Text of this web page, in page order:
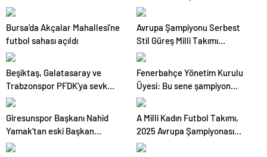
Milyon TL Yardım Yaptı
Bursa’da Akçalar Mahallesi’ne
futbol sahası açıldı
Avrupa Şampiyonu Serbest
Stil Güreş Milli Takımı
Antalya’ya Hazır
Beşiktaş, Galatasaray ve
Trabzonspor PFDK’ya sevk
edildi
Fenerbahçe Yönetim Kurulu
Üyesi: Bu sene şampiyon
olmamız çok önemli
Giresunspor Başkanı Nahid
Yamak’tan eski Başkan
Karaahmet’e yönelik
A Milli Kadın Futbol Takımı,
2025 Avrupa Şampiyonası
Elemeleri’nde Rakiplerini